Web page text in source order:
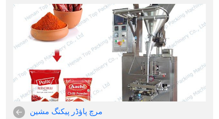
مرچ پاؤڈر پیکنگ مشین